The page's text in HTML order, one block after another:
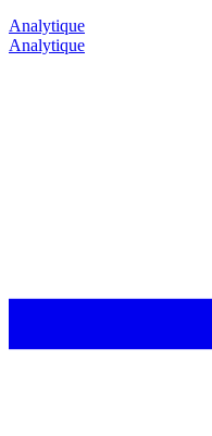
Analytique
Analytique